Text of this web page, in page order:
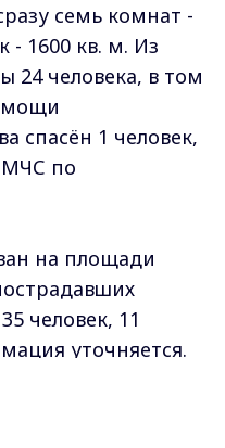
семь комнат -
- 1600 кв. м. Из
24 человека, в том
спасён 1 человек,
МЧС по
на площади
человек, 11
уточняется.